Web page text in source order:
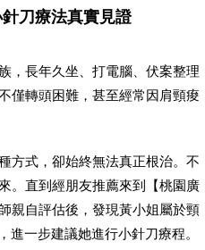
刀療法真實見證
，長年久坐、打電腦、伏案整理
僅轉頭困難，甚至經常因肩頸痠
方式，卻始終無法真正根治。不
。直到經朋友推薦來到【桃園廣
親自評估後，發現黃小姐屬於頸
進一步建議她進行小針刀療程。